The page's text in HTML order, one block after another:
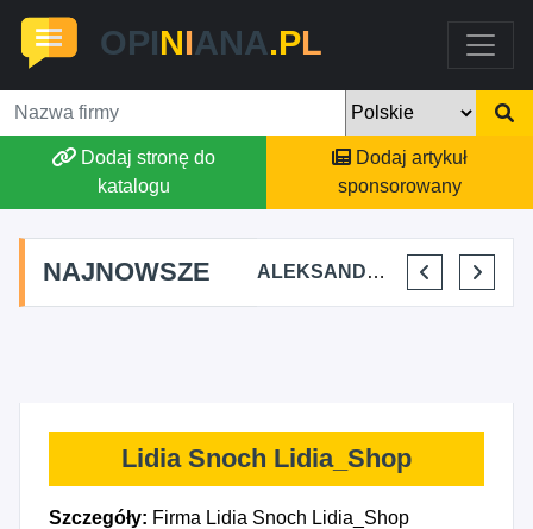
OPINIANA.PL
Dodaj stronę do
katalogu
Dodaj artykuł
sponsorowany
NAJNOWSZE
AGSON AGNIESZKA SUCHWAŁKO ALEKSANDAR MITREV PRZEM-KO PRZEMYSŁAW KOWALSKI
Lidia Snoch Lidia_Shop
Szczegóły: Firma Lidia Snoch Lidia_Shop